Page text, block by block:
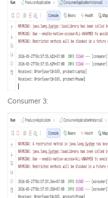
Consumer 3: